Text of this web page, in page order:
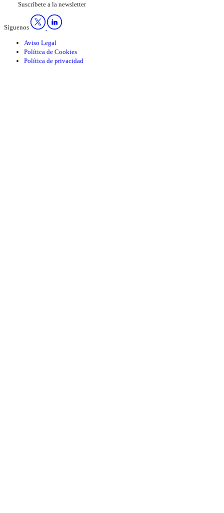
Suscríbete a la newsletter
Síguenos
Aviso Legal
Política de Cookies
Política de privacidad